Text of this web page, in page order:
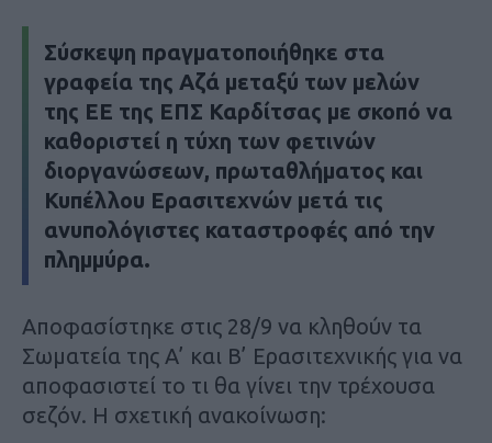
Σύσκεψη πραγματοποιήθηκε στα
γραφεία της Αζά μεταξύ των μελών
της ΕΕ της ΕΠΣ Καρδίτσας με σκοπό να
καθοριστεί η τύχη των φετινών
διοργανώσεων, πρωταθλήματος και
Κυπέλλου Ερασιτεχνών μετά τις
ανυπολόγιστες καταστροφές από την
πλημμύρα.
Αποφασίστηκε στις 28/9 να κληθούν τα
Σωματεία της Α’ και Β’ Ερασιτεχνικής για να
αποφασιστεί το τι θα γίνει την τρέχουσα
σεζόν. Η σχετική ανακοίνωση: